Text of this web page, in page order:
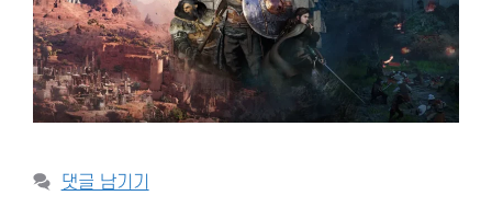
댓글 남기기